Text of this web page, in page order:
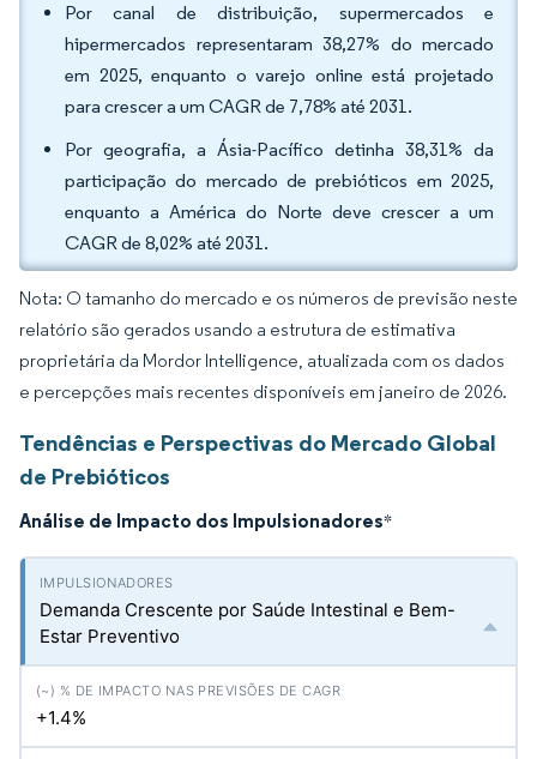
Por canal de distribuição, supermercados e
hipermercados representaram 38,27% do mercado
em 2025, enquanto o varejo online está projetado
para crescer a um CAGR de 7,78% até 2031.
Por geografia, a Ásia-Pacífico detinha 38,31% da
participação do mercado de prebióticos em 2025,
enquanto a América do Norte deve crescer a um
CAGR de 8,02% até 2031.
Nota: O tamanho do mercado e os números de previsão neste
relatório são gerados usando a estrutura de estimativa
proprietária da Mordor Intelligence, atualizada com os dados
e percepções mais recentes disponíveis em janeiro de 2026.
Tendências e Perspectivas do Mercado Global
de Prebióticos
Análise de Impacto dos Impulsionadores*
Demanda Crescente por Saúde Intestinal e Bem-
Estar Preventivo
+1.4%